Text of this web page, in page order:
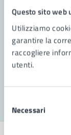
Questo sito web
Utilizziamo
garantire la
raccogliere
utenti.
delNecessari
Richiedi
Prenota
Problemi